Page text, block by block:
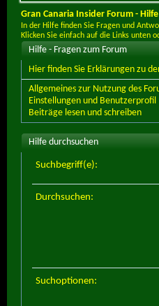
Gran Canaria Insider Forum - Hilfe
In der Hilfe finden Sie Fragen und
Klicken Sie einfach auf die Links unten
Hilfe - Fragen zum Forum
Hier finden Sie Erklärungen zu
Allgemeines zur Nutzung des
Einstellungen und Benutzerprofil
Beiträge lesen und schreiben
Hilfe durchsuchen
Suchbegriff(e):
Durchsuchen:
Suchoptionen: